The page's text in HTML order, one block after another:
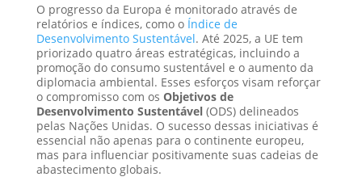
O progresso da Europa é monitorado através de
relatórios e índices, como o Índice de
Desenvolvimento Sustentável. Até 2025, a UE tem
priorizado quatro áreas estratégicas, incluindo a
promoção do consumo sustentável e o aumento da
diplomacia ambiental. Esses esforços visam reforçar
o compromisso com os Objetivos de
Desenvolvimento Sustentável(ODS) delineados
pelas Nações Unidas. O sucesso dessas iniciativas é
essencial não apenas para o continente europeu,
mas para influenciar positivamente suas cadeias de
abastecimento globais.